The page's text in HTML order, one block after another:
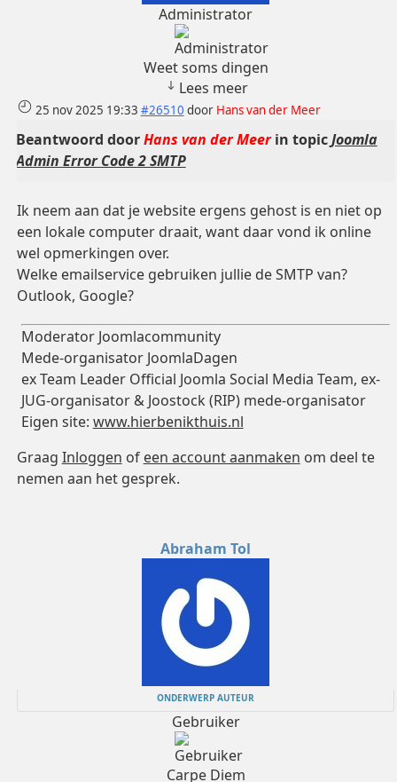
Administrator
Weet soms dingen
Lees meer
25 nov 2025 19:33 #26510 door Hans van der Meer
Beantwoord doorHans van der Meerin topicJoomla
Admin Error Code 2 SMTP
Ik neem aan dat je website ergens gehost is en niet op
een lokale computer draait, want daar vond ik online
wel opmerkingen over.
Welke emailservice gebruiken jullie de SMTP van?
Outlook, Google?
Moderator Joomlacommunity
Mede-organisator JoomlaDagen
ex Team Leader Official Joomla Social Media Team, ex-
JUG-organisator & Joostock (RIP) mede-organisator
Eigen site: www.hierbenikthuis.nl
Graag Inloggen of een account aanmaken om deel te
nemen aan het gesprek.
Abraham Tol
ONDERWERP AUTEUR
Gebruiker
Carpe Diem